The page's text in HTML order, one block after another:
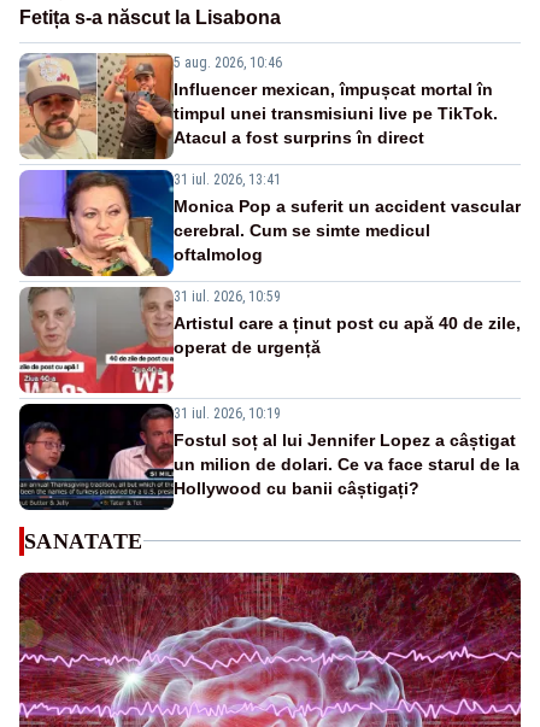
Fetița s-a născut la Lisabona
5 aug. 2026, 10:46
Influencer mexican, împușcat mortal în
timpul unei transmisiuni live pe TikTok.
Atacul a fost surprins în direct
31 iul. 2026, 13:41
Monica Pop a suferit un accident vascular
cerebral. Cum se simte medicul
oftalmolog
31 iul. 2026, 10:59
Artistul care a ținut post cu apă 40 de zile,
operat de urgență
31 iul. 2026, 10:19
Fostul soț al lui Jennifer Lopez a câștigat
un milion de dolari. Ce va face starul de la
Hollywood cu banii câștigați?
SANATATE